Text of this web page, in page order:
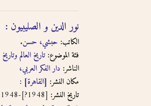
نور الدين و الصليبيون :
الكاتب: حبشي، حسن.
فئة الموضوع: تاريخ العالم
الناشر: دار الفكر العربي،
مكان النشر: [القاهرة] :
تاريخ النشر: [1948?]-1948